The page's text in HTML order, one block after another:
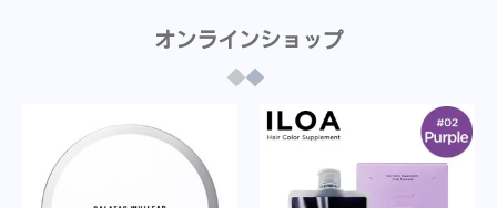
オンラインショップ